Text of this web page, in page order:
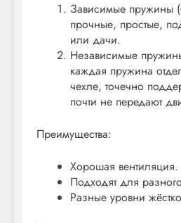
Зависимые пружины
прочные, простые,
или дачи.
Независимые
каждая пружина
чехле, точечно
почти не передают
Преимущества:
Хорошая вентиляция.
Подходят для
Разные уровни